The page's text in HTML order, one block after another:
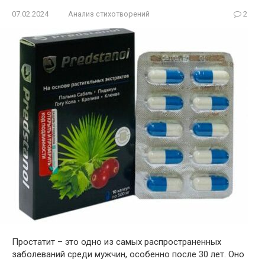
07.02.2024 Анализ стихотворений 2
Простатит – это одно из самых распространенных
заболеваний среди мужчин, особенно после 30 лет. Оно